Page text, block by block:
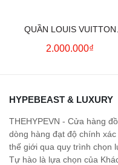
QUẦN LOUIS VUITTON
MONOGRAM MOIRE
2.000.000₫
HYPEBEAST & LUXURY
THEHYPEVN - Cửa hàng
dòng hàng đạt độ chính
thế giới qua quy trình chọn
Tự hào là lựa chọn của